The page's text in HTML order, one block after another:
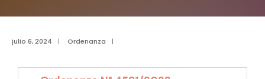
julio 6, 2024 | Ordenanza |